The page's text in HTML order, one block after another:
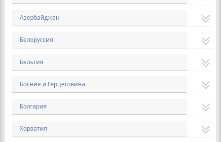
Азербайджан
Белоруссия
Бельгия
Босния и Герцеговина
Болгария
Хорватия